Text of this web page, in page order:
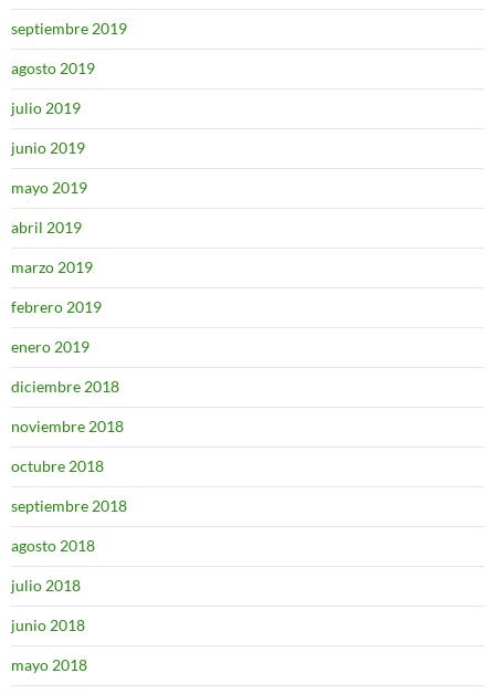
septiembre 2019
agosto 2019
julio 2019
junio 2019
mayo 2019
abril 2019
marzo 2019
febrero 2019
enero 2019
diciembre 2018
noviembre 2018
octubre 2018
septiembre 2018
agosto 2018
julio 2018
junio 2018
mayo 2018